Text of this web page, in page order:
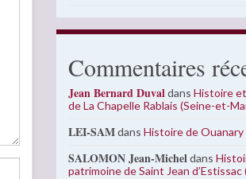
Commentaires
Jean Bernard DuvaldansHistoire
de La Chapelle Rablais (Seine-et-
LEI-SAMdansHistoire de Ouanary
SALOMON Jean-Micheldans
patrimoine de Saint Jean d’Estissac